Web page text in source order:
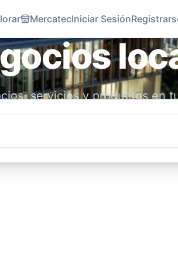
MercatecIniciar Sesión
servicios y productos en
locales y apoya